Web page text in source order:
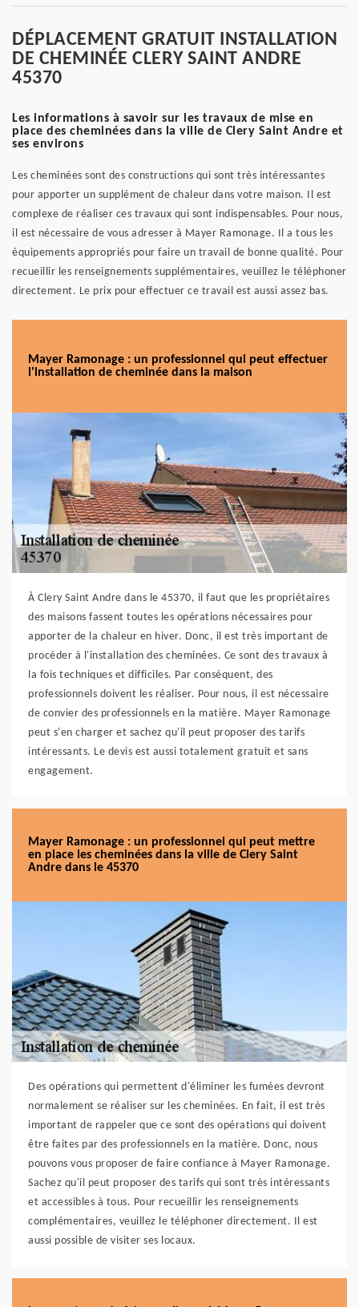
DÉPLACEMENT GRATUIT INSTALLATION
DE CHEMINÉE CLERY SAINT ANDRE
45370
Les informations à savoir sur les travaux de mise en
place des cheminées dans la ville de Clery Saint Andre et
ses environs
Les cheminées sont des constructions qui sont très intéressantes
pour apporter un supplément de chaleur dans votre maison. Il est
complexe de réaliser ces travaux qui sont indispensables. Pour nous,
il est nécessaire de vous adresser à Mayer Ramonage. Il a tous les
équipements appropriés pour faire un travail de bonne qualité. Pour
recueillir les renseignements supplémentaires, veuillez le téléphoner
directement. Le prix pour effectuer ce travail est aussi assez bas.
Mayer Ramonage : un professionnel qui peut effectuer
l'installation de cheminée dans la maison
À Clery Saint Andre dans le 45370, il faut que les propriétaires
des maisons fassent toutes les opérations nécessaires pour
apporter de la chaleur en hiver. Donc, il est très important de
procéder à l'installation des cheminées. Ce sont des travaux à
la fois techniques et difficiles. Par conséquent, des
professionnels doivent les réaliser. Pour nous, il est nécessaire
de convier des professionnels en la matière. Mayer Ramonage
peut s'en charger et sachez qu'il peut proposer des tarifs
intéressants. Le devis est aussi totalement gratuit et sans
engagement.
Mayer Ramonage : un professionnel qui peut mettre
en place les cheminées dans la ville de Clery Saint
Andre dans le 45370
Des opérations qui permettent d'éliminer les fumées devront
normalement se réaliser sur les cheminées. En fait, il est très
important de rappeler que ce sont des opérations qui doivent
être faites par des professionnels en la matière. Donc, nous
pouvons vous proposer de faire confiance à Mayer Ramonage.
Sachez qu'il peut proposer des tarifs qui sont très intéressants
et accessibles à tous. Pour recueillir les renseignements
complémentaires, veuillez le téléphoner directement. Il est
aussi possible de visiter ses locaux.